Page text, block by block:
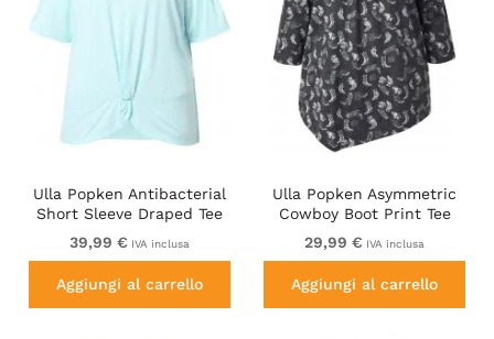
Ulla Popken Antibacterial
Short Sleeve Draped Tee
Light Turquiose
39,99 € IVA inclusa
Aggiungi al carrello
Ulla Popken Asymmetric
Cowboy Boot Print Tee
Black
29,99 € IVA inclusa
Aggiungi al carrello